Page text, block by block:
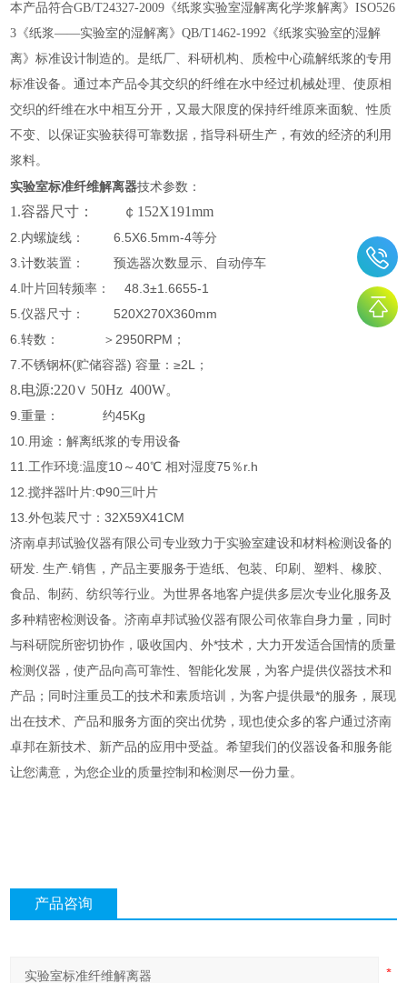
本产品符合GB/T24327-2009《纸浆实验室湿解离化学浆解离》ISO526
3《纸浆——实验室的湿解离》QB/T1462-1992《纸浆实验室的湿解
离》标准设计制造的。是纸厂、科研机构、质检中心疏解纸浆的专用
标准设备。通过本产品令其交织的纤维在水中经过机械处理、使原相
交织的纤维在水中相互分开，又最大限度的保持纤维原来面貌、性质
不变、以保证实验获得可靠数据，指导科研生产，有效的经济的利用
浆料。
实验室标准纤维解离器技术参数：
1.容器尺寸： ￠152X191mm
2.内螺旋线： 6.5X6.5mm-4等分
3.计数装置： 预选器次数显示、自动停车
4.叶片回转频率： 48.3±1.6655-1
5.仪器尺寸： 520X270X360mm
6.转数： ＞2950RPM；
7.不锈钢杯(贮储容器) 容量：≥2L；
8.电源:220∨ 50Hz 400W。
9.重量： 约45Kg
10.用途：解离纸浆的专用设备
11.工作环境:温度10～40℃ 相对湿度75％r.h
12.搅拌器叶片:Φ90三叶片
13.外包装尺寸：32X59X41CM
济南卓邦试验仪器有限公司专业致力于实验室建设和材料检测设备的
研发. 生产.销售，产品主要服务于造纸、包装、印刷、塑料、橡胶、
食品、制药、纺织等行业。为世界各地客户提供多层次专业化服务及
多种精密检测设备。济南卓邦试验仪器有限公司依靠自身力量，同时
与科研院所密切协作，吸收国内、外*技术，大力开发适合国情的质量
检测仪器，使产品向高可靠性、智能化发展，为客户提供仪器技术和
产品；同时注重员工的技术和素质培训，为客户提供最*的服务，展现
出在技术、产品和服务方面的突出优势，现也使众多的客户通过济南
卓邦在新技术、新产品的应用中受益。希望我们的仪器设备和服务能
让您满意，为您企业的质量控制和检测尽一份力量。
产品咨询